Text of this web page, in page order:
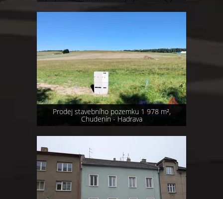
Prodej stavebního pozemku 1 978 m²,
Chudenín - Hadrava